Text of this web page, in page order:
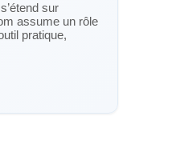
sur
assume un rôle
pratique,